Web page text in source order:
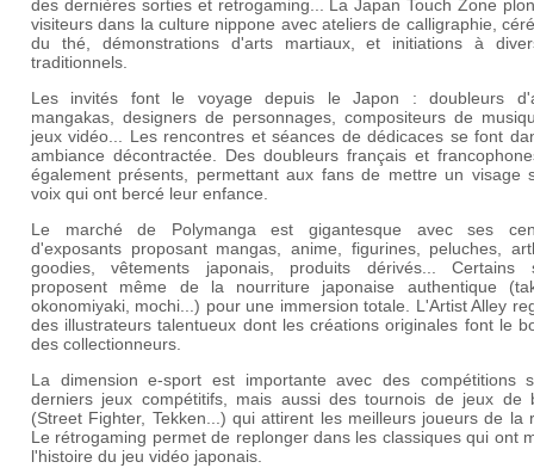
des dernières sorties et retrogaming... La Japan Touch Zone
visiteurs dans la culture nippone avec ateliers de calligraphie,
du thé, démonstrations d'arts martiaux, et initiations à
traditionnels.
Les invités font le voyage depuis le Japon : doubleurs
mangakas, designers de personnages, compositeurs de
jeux vidéo... Les rencontres et séances de dédicaces se font
ambiance décontractée. Des doubleurs français et
également présents, permettant aux fans de mettre un visage
voix qui ont bercé leur enfance.
Le marché de Polymanga est gigantesque avec ses
d'exposants proposant mangas, anime, figurines, peluches,
goodies, vêtements japonais, produits dérivés... Certains
proposent même de la nourriture japonaise authentique
okonomiyaki, mochi...) pour une immersion totale. L'Artist Alley
des illustrateurs talentueux dont les créations originales font le
des collectionneurs.
La dimension e-sport est importante avec des compétitions
derniers jeux compétitifs, mais aussi des tournois de jeux de
(Street Fighter, Tekken...) qui attirent les meilleurs joueurs de la
Le rétrogaming permet de replonger dans les classiques qui ont
l'histoire du jeu vidéo japonais.